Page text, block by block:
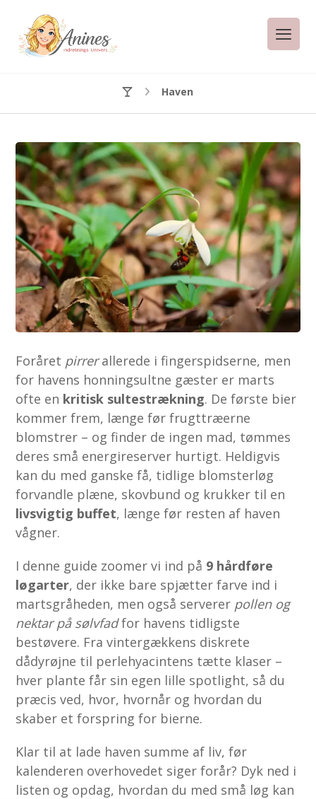
Haven
Foråret pirrerallerede i fingerspidserne, men
for havens honningsultne gæster er marts
ofte en kritisk sultestrækning. De første bier
kommer frem, længe før frugttræerne
blomstrer – og finder de ingen mad, tømmes
deres små energireserver hurtigt. Heldigvis
kan du med ganske få, tidlige blomsterløg
forvandle plæne, skovbund og krukker til en
livsvigtig buffet, længe før resten af haven
vågner.
I denne guide zoomer vi ind på 9 hårdføre
løgarter, der ikke bare spjætter farve ind i
martsgråheden, men også serverer pollen og
nektar på sølvfadfor havens tidligste
bestøvere. Fra vintergækkens diskrete
dådyrøjne til perlehyacintens tætte klaser –
hver plante får sin egen lille spotlight, så du
præcis ved, hvor, hvornår og hvordan du
skaber et forspring for bierne.
Klar til at lade haven summe af liv, før
kalenderen overhovedet siger forår? Dyk ned i
listen og opdag, hvordan du med små løg kan